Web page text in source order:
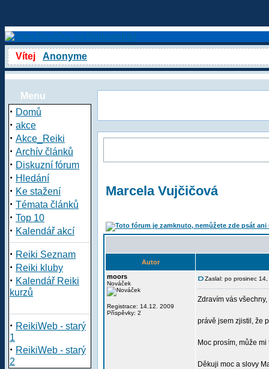
Vítej Anonyme
Menu
· Domů
· akce
· Akce_Reiki
· Archív článků
· Diskuzní fórum
· Hledání
· Ke stažení
· Témata článků
· Top 10
· Kalendář akcí
· Reiki Seznam
· Reiki kluby
· Kalendář Reiki
kurzů
· ReikiWeb - starý
1
· ReikiWeb - starý
2
Marcela Vujčičová
Autor
moors
Nováček
Registrace: 14.12. 2009
Příspěvky: 2
Zaslal: po prosinec
Zdravím vás všechny,
právě jsem zjistil, že
Moc prosím, může
Děkuji moc a slovy